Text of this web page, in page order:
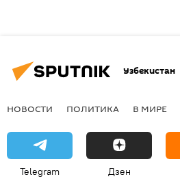
Узбекистан
НОВОСТИ ПОЛИТИКА В МИРЕ
Telegram Дзен